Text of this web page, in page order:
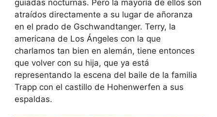
guiadas nocturnas. Pero la mayoría de ellos son
atraídos directamente a su lugar de añoranza
en el prado de Gschwandtanger. Terry, la
americana de Los Ángeles con la que
charlamos tan bien en alemán, tiene entonces
que volver con su hija, que ya está
representando la escena del baile de la familia
Trapp con el castillo de Hohenwerfen a sus
espaldas.